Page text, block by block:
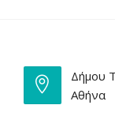
Δήμου
Αθήνα